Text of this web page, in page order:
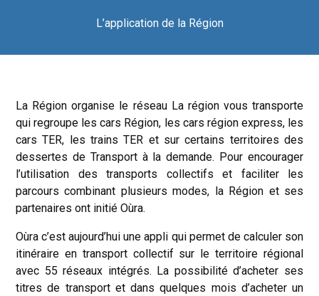
L’application de la Région
La Région organise le réseau La région vous transporte
qui regroupe les cars Région, les cars région express, les
cars TER, les trains TER et sur certains territoires des
dessertes de Transport à la demande. Pour encourager
l’utilisation des transports collectifs et faciliter les
parcours combinant plusieurs modes, la Région et ses
partenaires ont initié Oùra.
Oùra c’est aujourd’hui une appli qui permet de calculer son
itinéraire en transport collectif sur le territoire régional
avec 55 réseaux intégrés. La possibilité d’acheter ses
titres de transport et dans quelques mois d’acheter un